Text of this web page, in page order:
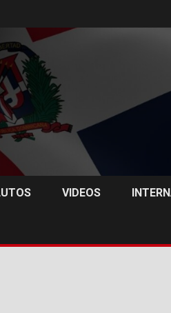
VIDEOS